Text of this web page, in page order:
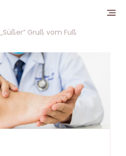
„Süßer“ Gruß vom Fuß